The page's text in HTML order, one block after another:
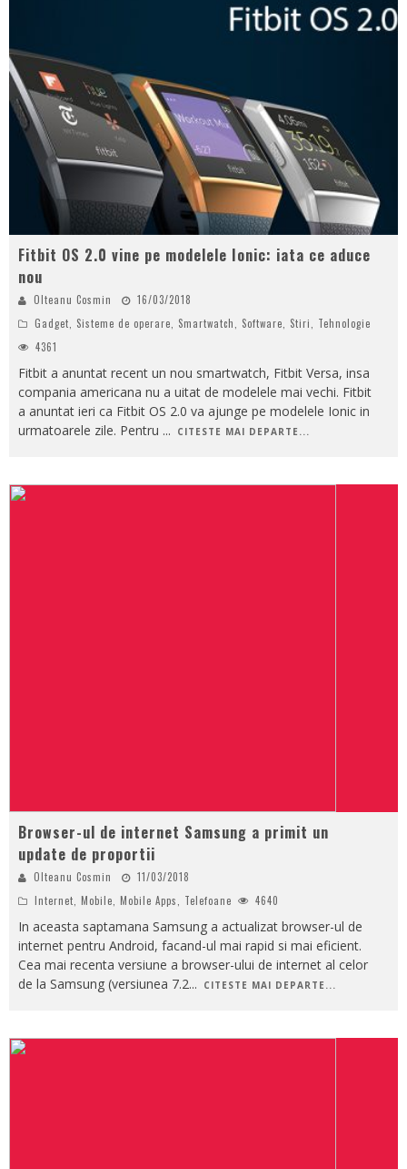
Fitbit OS 2.0 vine pe modelele Ionic: iata ce aduce
nou
Olteanu Cosmin
16/03/2018
Gadget
Sisteme de operare Smartwatch Software Stiri
Tehnologie
4361
Fitbit a anuntat recent un nou smartwatch, Fitbit Versa, insa
compania americana nu a uitat de modelele mai vechi. Fitbit
a anuntat ieri ca Fitbit OS 2.0 va ajunge pe modelele Ionic in
urmatoarele zile. Pentru ... CITESTE MAI DEPARTE...
Browser-ul de internet Samsung a primit un
update de proportii
Olteanu Cosmin
11/03/2018
Internet Mobile Mobile Apps Telefoane 4640
In aceasta saptamana Samsung a actualizat browser-ul de
internet pentru Android, facand-ul mai rapid si mai eficient.
Cea mai recenta versiune a browser-ului de internet al celor
de la Samsung (versiunea 7.2... CITESTE MAI DEPARTE...